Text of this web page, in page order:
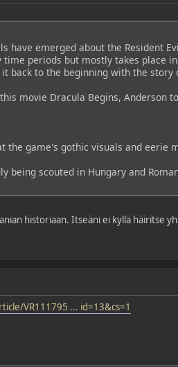
have emerged about the Resident
time periods but mostly takes place
back to the beginning with the story
movie Dracula Begins, Anderson
the game's gothic visuals and
being scouted in Hungary and
historiaan. Itseäni ei kyllä häiritse
VR111795 ... id=13&cs=1